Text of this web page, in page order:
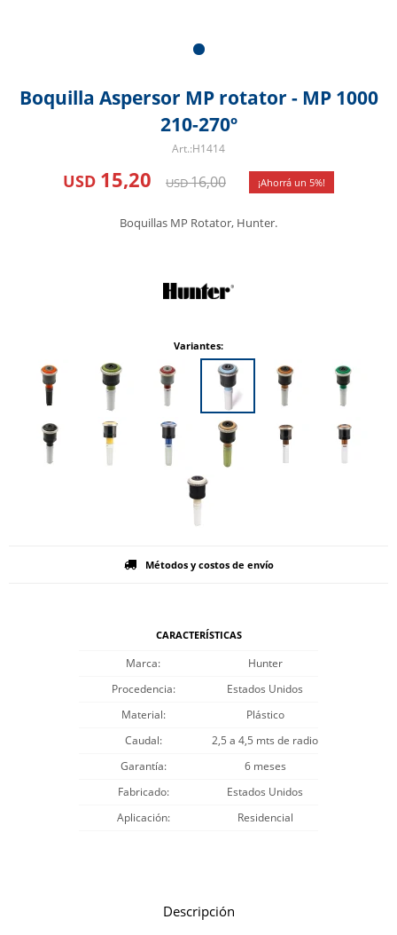
Boquilla Aspersor MP rotator - MP 1000
210-270º
H1414
USD 15,20 USD16,00 5
Boquillas MP Rotator, Hunter.
Variantes:
Métodos y costos de envío
CARACTERÍSTICAS
Marca
Hunter
Procedencia
Estados Unidos
Material
Plástico
Caudal
2,5 a 4,5 mts de radio
Garantía
6 meses
Fabricado
Estados Unidos
Aplicación
Residencial
Descripción